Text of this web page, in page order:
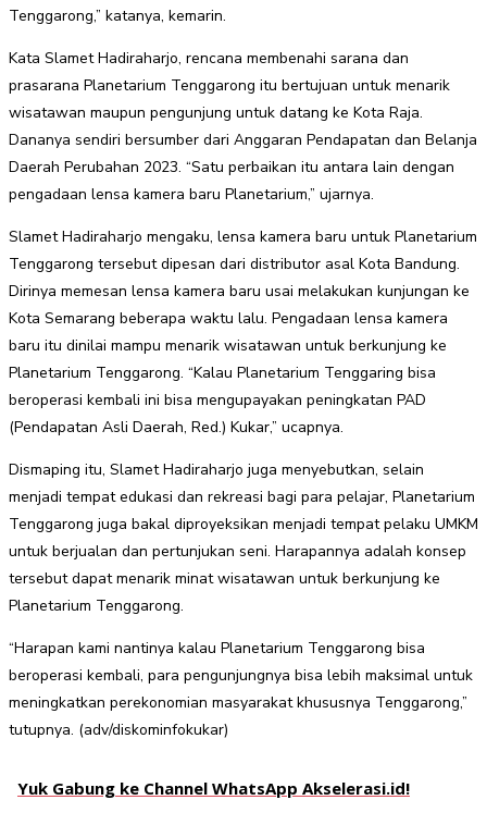
Tenggarong,” katanya, kemarin.
Kata Slamet Hadiraharjo, rencana membenahi sarana dan
prasarana Planetarium Tenggarong itu bertujuan untuk menarik
wisatawan maupun pengunjung untuk datang ke Kota Raja.
Dananya sendiri bersumber dari Anggaran Pendapatan dan Belanja
Daerah Perubahan 2023. “Satu perbaikan itu antara lain dengan
pengadaan lensa kamera baru Planetarium,” ujarnya.
Slamet Hadiraharjo mengaku, lensa kamera baru untuk Planetarium
Tenggarong tersebut dipesan dari distributor asal Kota Bandung.
Dirinya memesan lensa kamera baru usai melakukan kunjungan ke
Kota Semarang beberapa waktu lalu. Pengadaan lensa kamera
baru itu dinilai mampu menarik wisatawan untuk berkunjung ke
Planetarium Tenggarong. “Kalau Planetarium Tenggaring bisa
beroperasi kembali ini bisa mengupayakan peningkatan PAD
(Pendapatan Asli Daerah, Red.) Kukar,” ucapnya.
Dismaping itu, Slamet Hadiraharjo juga menyebutkan, selain
menjadi tempat edukasi dan rekreasi bagi para pelajar, Planetarium
Tenggarong juga bakal diproyeksikan menjadi tempat pelaku UMKM
untuk berjualan dan pertunjukan seni. Harapannya adalah konsep
tersebut dapat menarik minat wisatawan untuk berkunjung ke
Planetarium Tenggarong.
“Harapan kami nantinya kalau Planetarium Tenggarong bisa
beroperasi kembali, para pengunjungnya bisa lebih maksimal untuk
meningkatkan perekonomian masyarakat khususnya Tenggarong,”
tutupnya. (adv/diskominfokukar)
Yuk Gabung ke Channel WhatsApp Akselerasi.id!